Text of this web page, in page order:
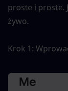
proste i proste.
żywo.
Krok 1: